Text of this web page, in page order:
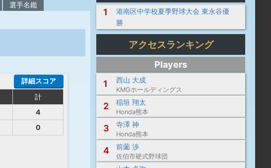
選手名鑑
計
4
0
詳細スコア
1
港南区中学校夏季野球大会 東永谷優
勝
アクセスランキング
Players
1
西山 大成
KMGホールディングス
2 稲垣 翔太
Honda熊本
3 寺澤 神
Honda熊本
4 前薗 渉
佐伯市硬式野球団